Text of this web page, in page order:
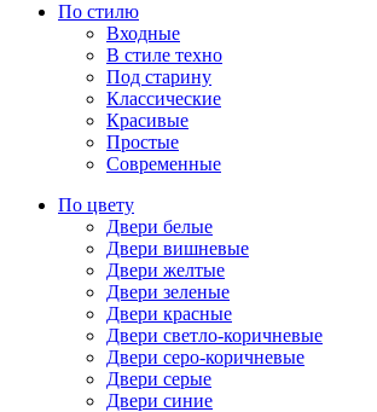
По стилю
Входные
В стиле техно
Под старину
Классические
Красивые
Простые
Современные
По цвету
Двери белые
Двери вишневые
Двери желтые
Двери зеленые
Двери красные
Двери светло-коричневые
Двери серо-коричневые
Двери серые
Двери синие